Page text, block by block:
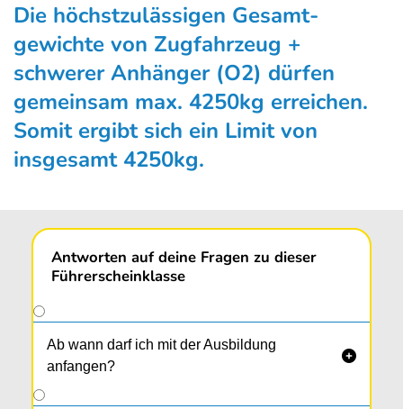
Die höchstzulässigen Gesamt­
gewichte von Zugfahrzeug +
schwerer Anhänger (O2) dürfen
gemeinsam max. 4250kg erreichen.
Somit ergibt sich ein Limit von
insgesamt 4250kg.
Antworten auf deine Fragen zu dieser
Führerscheinklasse
Ab wann darf ich mit der Ausbildung
anfangen?
